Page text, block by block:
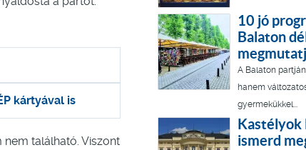
kártyával is
található. Viszont
10 jó
Balaton
A Balaton
hanem
gyermekükkel...
Kastélyok
ismerd